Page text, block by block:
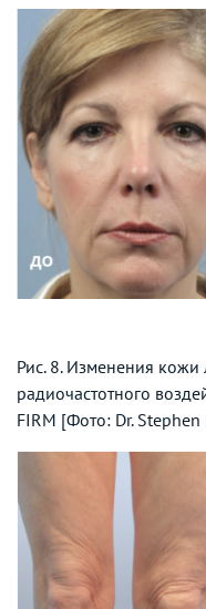
Рис. 8. Изменения
радиочастотного
FIRM [Фото: Dr.